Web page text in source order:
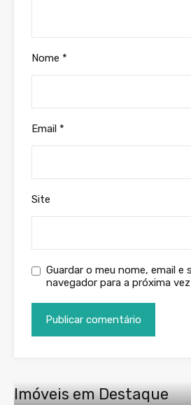
Nome *
Email *
Site
Guardar o meu nome, email e
navegador para a próxima
Imóveis em Destaque